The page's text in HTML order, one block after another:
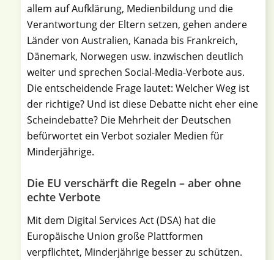
allem auf Aufklärung, Medienbildung und die
Verantwortung der Eltern setzen, gehen andere
Länder von Australien, Kanada bis Frankreich,
Dänemark, Norwegen usw. inzwischen deutlich
weiter und sprechen Social-Media-Verbote aus.
Die entscheidende Frage lautet: Welcher Weg ist
der richtige? Und ist diese Debatte nicht eher eine
Scheindebatte? Die Mehrheit der Deutschen
befürwortet ein Verbot sozialer Medien für
Minderjährige.
Die EU verschärft die Regeln – aber ohne
echte Verbote
Mit dem Digital Services Act (DSA) hat die
Europäische Union große Plattformen
verpflichtet, Minderjährige besser zu schützen.